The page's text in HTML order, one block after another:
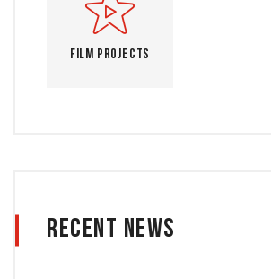
Film Projects
Recent News